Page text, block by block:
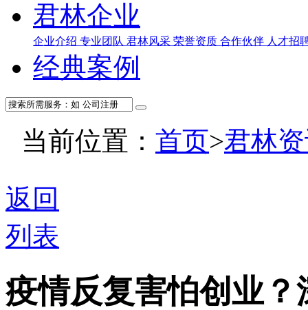
君林企业
企业介绍 专业团队 君林风采 荣誉资质 合作伙伴 人才招
经典案例
当前位置： 首页>君林
返回
列表
疫情反复害怕创业